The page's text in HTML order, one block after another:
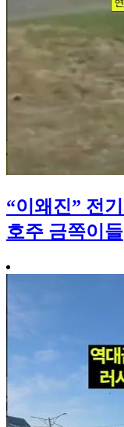
“이왜진” 전
호주 금쪽이들